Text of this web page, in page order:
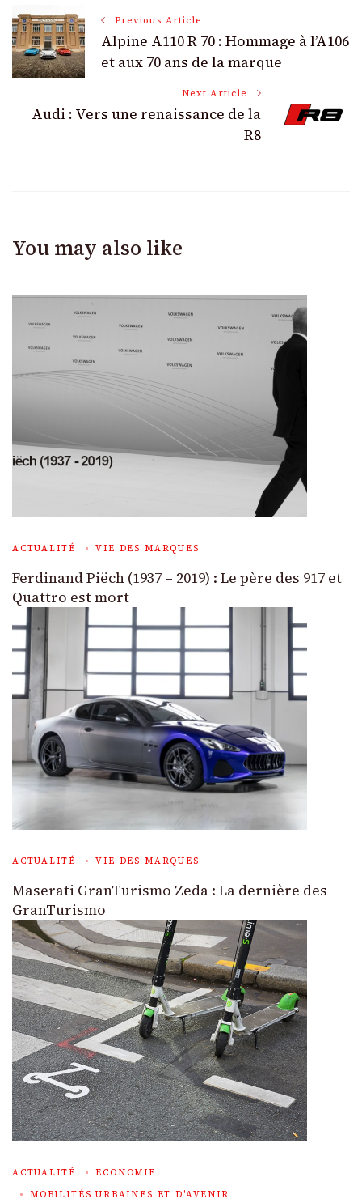
Post
Navigation
Previous Article
Alpine A110 R 70 : Hommage à l’A106
et aux 70 ans de la marque
Next Article
Audi : Vers une renaissance de la
R8
You may also like
ACTUALITÉ VIE DES MARQUES
Ferdinand Piëch (1937 – 2019) : Le père des 917 et
Quattro est mort
ACTUALITÉ VIE DES MARQUES
Maserati GranTurismo Zeda : La dernière des
GranTurismo
ACTUALITÉ
ECONOMIE
MOBILITÉS URBAINES ET D'AVENIR